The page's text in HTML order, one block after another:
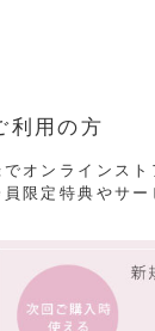
利用の方
オンラインス
員限定特典やサー